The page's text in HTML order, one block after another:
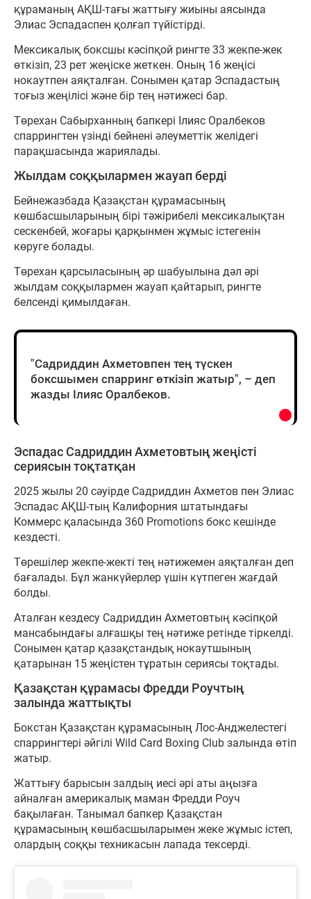
құраманың АҚШ-тағы жаттығу жиыны аясында
Элиас Эспадаспен қолғап түйістірді.
Мексикалық боксшы кәсіпқой рингте 33 жекпе-жек
өткізіп, 23 рет жеңіске жеткен. Оның 16 жеңісі
нокаутпен аяқталған. Сонымен қатар Эспадастың
тоғыз жеңілісі және бір тең нәтижесі бар.
Төрехан Сабырханның бапкері Ілияс Оралбеков
спаррингтен үзінді бейнені әлеуметтік желідегі
парақшасында жариялады.
Жылдам соққылармен жауап берді
Бейнежазбада Қазақстан құрамасының
көшбасшыларының бірі тәжірибелі мексикалықтан
сескенбей, жоғары қарқынмен жұмыс істегенін
көруге болады.
Төрехан қарсыласының әр шабуылына дәл әрі
жылдам соққылармен жауап қайтарып, рингте
белсенді қимылдаған.
"Садриддин Ахметовпен тең түскен
боксшымен спарринг өткізіп жатыр", – деп
жазды Ілияс Оралбеков.
Эспадас Садриддин Ахметовтың жеңісті
сериясын тоқтатқан
2025 жылы 20 сәуірде Садриддин Ахметов пен Элиас
Эспадас АҚШ-тың Калифорния штатындағы
Коммерс қаласында 360 Promotions бокс кешінде
кездесті.
Төрешілер жекпе-жекті тең нәтижемен аяқталған деп
бағалады. Бұл жанкүйерлер үшін күтпеген жағдай
болды.
Аталған кездесу Садриддин Ахметовтың кәсіпқой
мансабындағы алғашқы тең нәтиже ретінде тіркелді.
Сонымен қатар қазақстандық нокаутшының
қатарынан 15 жеңістен тұратын сериясы тоқтады.
Қазақстан құрамасы Фредди Роучтың
залында жаттықты
Бокстан Қазақстан құрамасының Лос-Анджелестегі
спаррингтері әйгілі Wild Card Boxing Club залында өтіп
жатыр.
Жаттығу барысын залдың иесі әрі аты аңызға
айналған америкалық маман Фредди Роуч
бақылаған. Танымал бапкер Қазақстан
құрамасының көшбасшыларымен жеке жұмыс істеп,
олардың соққы техникасын лапада тексерді.